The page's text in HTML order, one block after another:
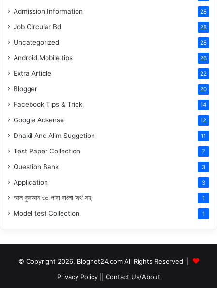
Admission Information 28
Job Circular Bd 28
Uncategorized 28
Android Mobile tips 26
Extra Article 22
Blogger 20
Facebook Tips & Trick 14
Google Adsense 12
Dhakil And Alim Suggetion 11
Test Paper Collection 7
Question Bank 3
Application 3
আল কুরআন ৩০ পারা বাংলা অর্থ সহ 1
Model test Collection 1
© Copyright 2026, Blognet24.com All Rights Reserved |
Privacy Policy|| Contact Us/About